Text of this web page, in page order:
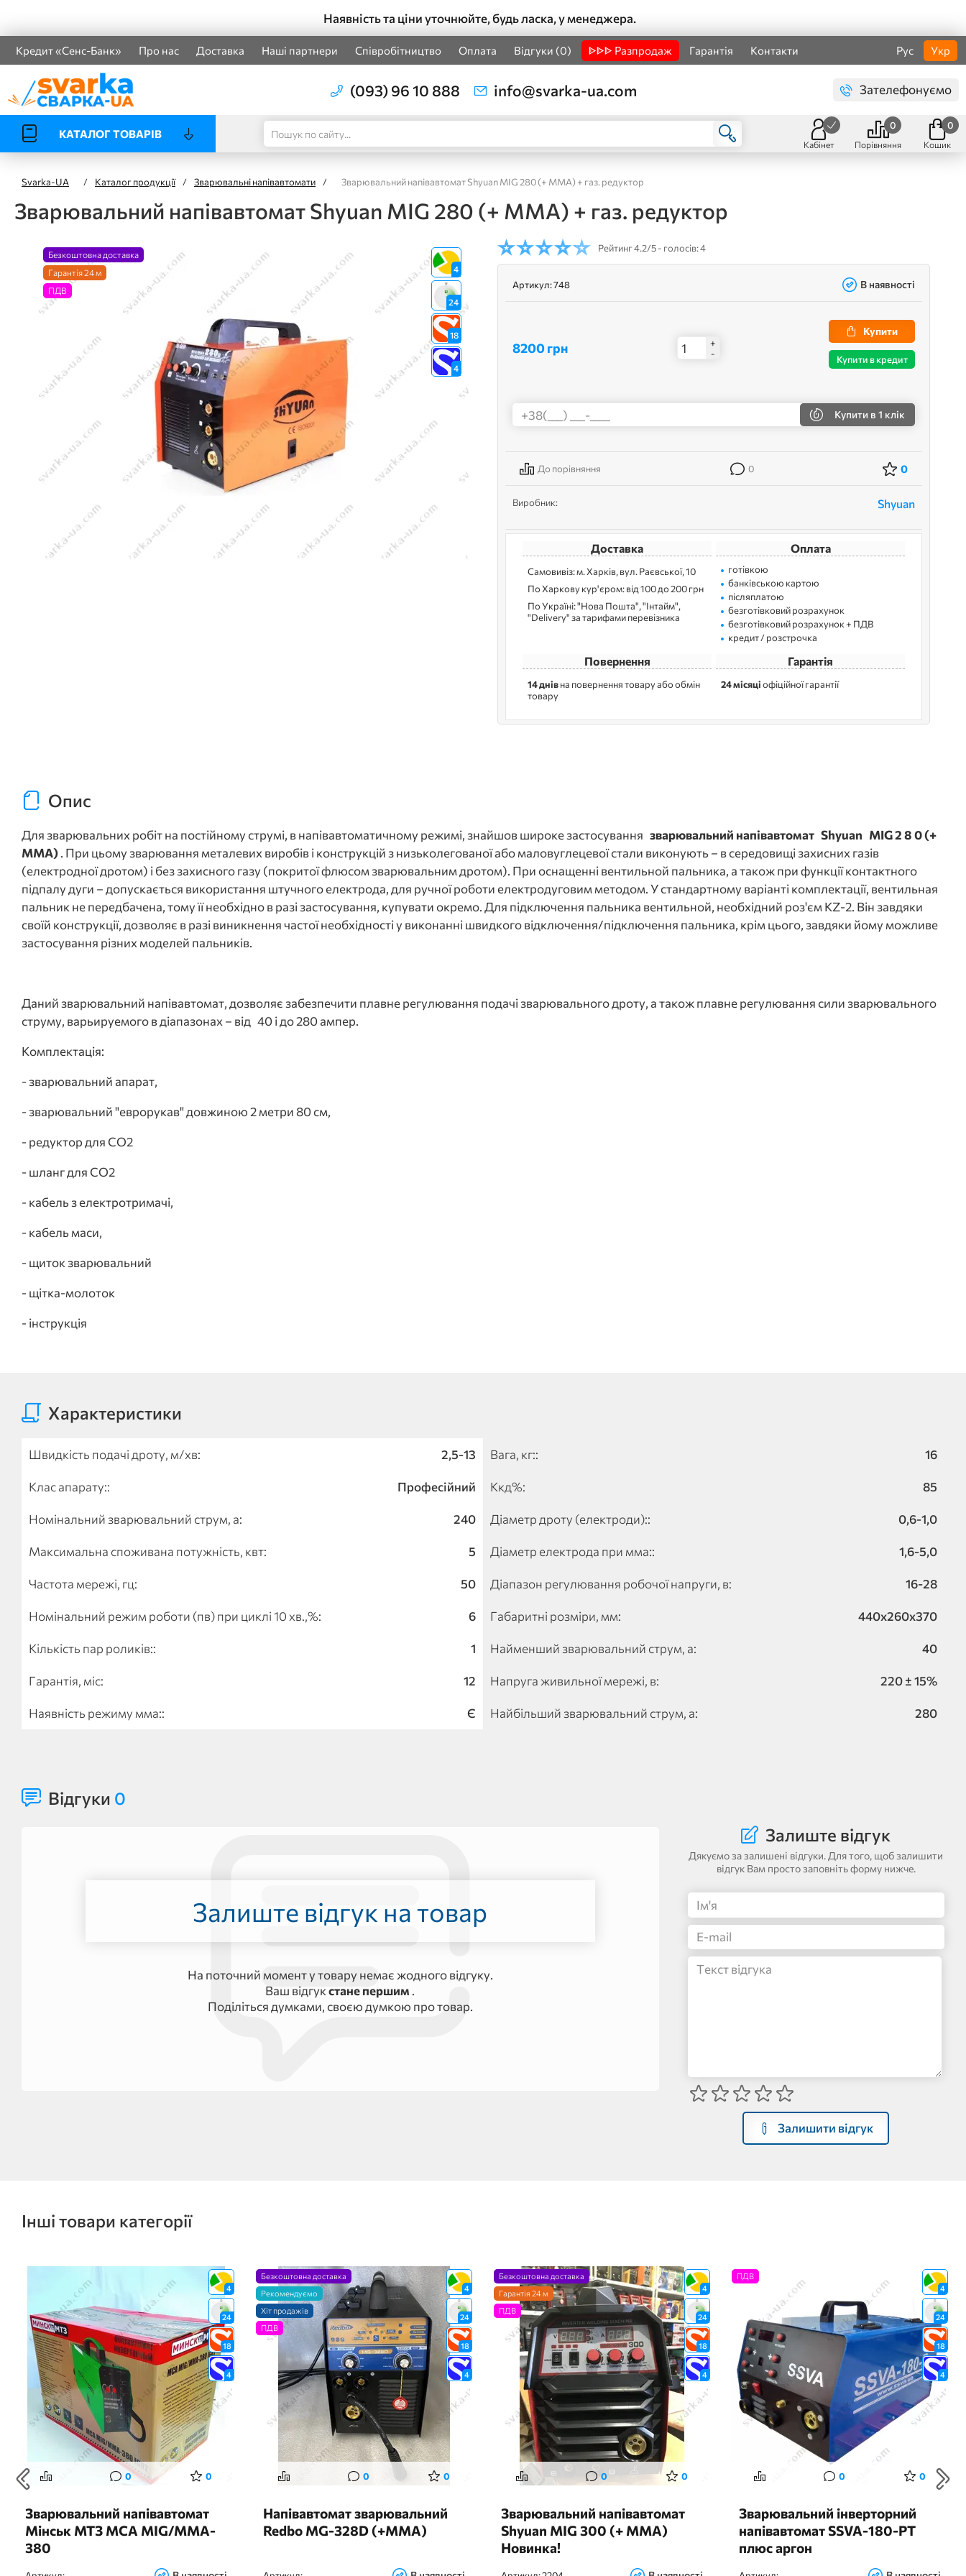
Наявність та ціни уточнюйте, будь ласка, у менеджера.
Кредит «Сенс-Банк» Про нас Доставка Наші партнери Співробітництво Оплата Відгуки (0) ᐈᐈᐈ Разпродаж Гарантія Контакти Рус Укр
(093) 96 10 888 info@svarka-ua.com Зателефонуємо
КАТАЛОГ ТОВАРІВ
Кабінет Порівняння
0
Кошик
0
Svarka-UA / Каталог продукції / Зварювальні напівавтомати / Зварювальний напівавтомат Shyuan MIG 280 (+ MMA) + газ. редуктор
Зварювальний напівавтомат Shyuan MIG 280 (+ MMA) + газ. редуктор
Безкоштовна доставка
Гарантія 24 м
ПДВ
4
24
18
4
Рейтинг4.2/5 - голосів: 4
Артикул:748 В наявності
8200 грн
+
-
Купити
Купити в кредит
Купити в 1 клік
До порівняння 0 0
Виробник: Shyuan
Доставка
Самовивіз: м. Харків, вул. Раєвської, 10
По Харкову кур'єром: від 100 до 200 грн
По Україні: "Нова Пошта", "Інтайм",
"Delivery" за тарифами перевізника
Оплата
готівкою
банківською картою
післяплатою
безготівковий розрахунок
безготівковий розрахунок + ПДВ
кредит / розстрочка
Повернення
14 днівна повернення товару або обмін
товару
Гарантія
24 місяціофіційної гарантії
Опис
Для зварювальних робіт на постійному струмі, в напівавтоматичному режимі, знайшов широке застосування зварювальний напівавтомат Shyuan MIG 280 (+
MMA). При цьому зварювання металевих виробів і конструкцій з низьколегованої або маловуглецевої стали виконують – в середовищі захисних газів
(електродної дротом) і без захисного газу (покритої флюсом зварювальним дротом). При оснащенні вентильной пальника, а також при функції контактного
підпалу дуги – допускається використання штучного електрода, для ручної роботи електродуговим методом. У стандартному варіанті комплектації, вентильная
пальник не передбачена, тому її необхідно в разі застосування, купувати окремо. Для підключення пальника вентильной, необхідний роз'єм KZ-2. Він завдяки
своїй конструкції, дозволяє в разі виникнення частої необхідності у виконанні швидкого відключення/підключення пальника, крім цього, завдяки йому можливе
застосування різних моделей пальників.
Даний зварювальний напівавтомат, дозволяє забезпечити плавне регулювання подачі зварювального дроту, а також плавне регулювання сили зварювального
струму, варьируемого в діапазонах – від 40 і до 280 ампер.
Комплектація:
- зварювальний апарат,
- зварювальний "еврорукав" довжиною 2 метри 80 см,
- редуктор для СО2
- шланг для СО2
- кабель з електротримачі,
- кабель маси,
- щиток зварювальний
- щітка-молоток
- інструкція
Характеристики
Швидкість подачі дроту, м/хв: 2,5-13 Вага, кг:: 16
Клас апарату:: Професійний Ккд%: 85
Номінальний зварювальний струм, а: 240 Діаметр дроту (електроди):: 0,6-1,0
Максимальна споживана потужність, квт: 5 Діаметр електрода при мма:: 1,6-5,0
Частота мережі, гц: 50 Діапазон регулювання робочої напруги, в: 16-28
Номінальний режим роботи (пв) при циклі 10 хв.,%: 6 Габаритні розміри, мм: 440х260х370
Кількість пар роликів:: 1 Найменший зварювальний струм, а: 40
Гарантія, міс: 12 Напруга живильної мережі, в: 220 ± 15%
Наявність режиму мма:: Є Найбільший зварювальний струм, а: 280
Відгуки 0
Залиште відгук на товар
На поточний момент у товару немає жодного відгуку.
Ваш відгукстане першим .
Поділіться думками, своєю думкою про товар.
Залиште відгук
Дякуємо за залишені відгуки. Для того, щоб залишити
відгук Вам просто заповніть форму нижче.
Залишити відгук
Інші товари категорії
4
24
18
4
0 0
Зварювальний напівавтомат
Мінськ МТЗ МСА MIG/MMA-
380
4
24
18
4
Безкоштовна доставка
Рекомендуємо
Хіт продажів
ПДВ
0 0
Напівавтомат зварювальний
Redbo MG-328D (+MMA)
4
24
18
4
Безкоштовна доставка
Гарантія 24 м
ПДВ
0 0
Зварювальний напівавтомат
Shyuan MIG 300 (+ MMA)
Новинка!
4
24
18
4
ПДВ
0 0
Зварювальний інверторний
напівавтомат SSVA-180-PТ
плюс аргон